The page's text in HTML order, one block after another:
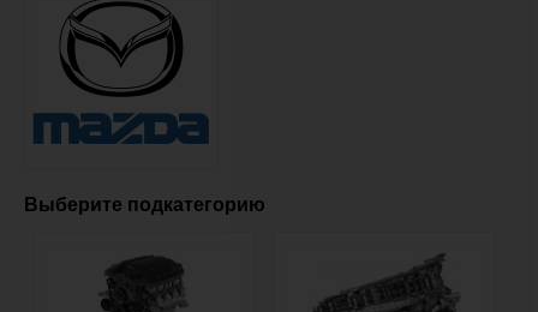
Выберите подкатегорию